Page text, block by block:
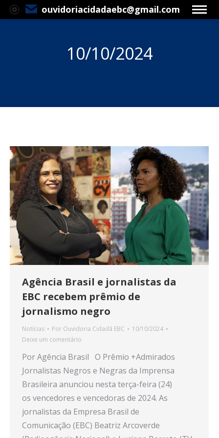
ouvidoriacidadaebc@gmail.com
10/10/2024
Agência Brasil e jornalistas da
EBC recebem prêmio de
jornalismo negro
Notícias Por Ouvidoria Cidadã EBC
10/10/2024
Deixe um comentário
Por Agência Brasil O Prêmio +Admirados
Jornalistas Negros e Negras da Imprensa
Brasileira anunciou nesta terça-feira (24)
os vencedores e vencedoras de 2024. As
jornalistas da Empresa Brasil de
Comunicação (EBC) Beatriz Arcoverde